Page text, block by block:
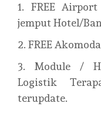
FREE
jemput Hotel/
FREE
Module /
Logistik
terupdate.